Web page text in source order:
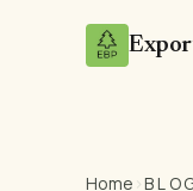
Home ›